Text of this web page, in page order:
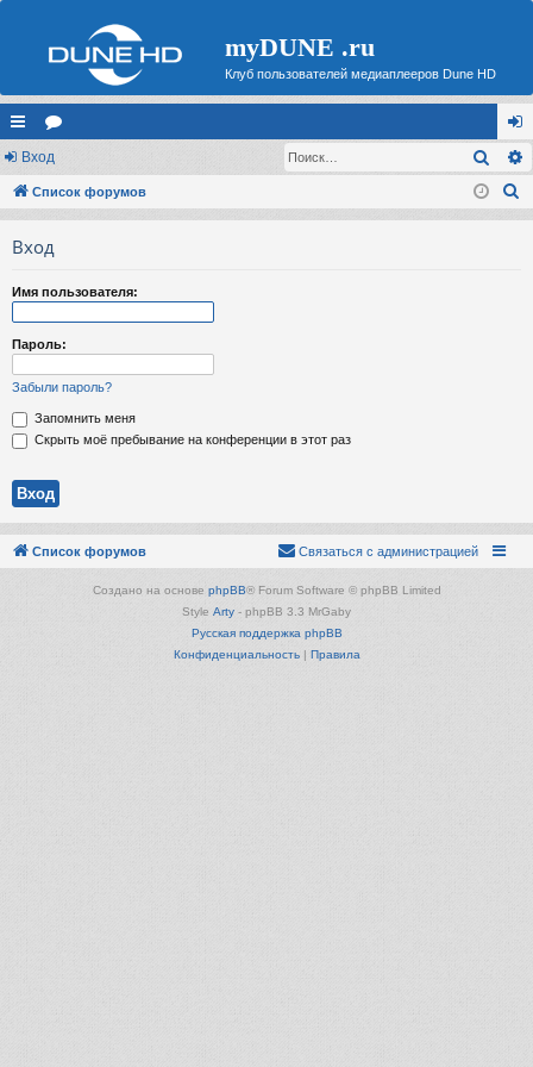
myDUNE .ru
Клуб пользователей медиаплееров Dune HD
с
ы
ор
ум
хо
д
Вход
Список форумов
Вход
Имя пользователя:
Пароль:
Забыли пароль?
Запомнить меня
Скрыть моё пребывание на конференции в этот раз
Список форумов Связаться с администрацией
Создано на основе phpBB® Forum Software © phpBB Limited
Style Arty - phpBB 3.3 MrGaby
Русская поддержка phpBB
Конфиденциальность| Правила